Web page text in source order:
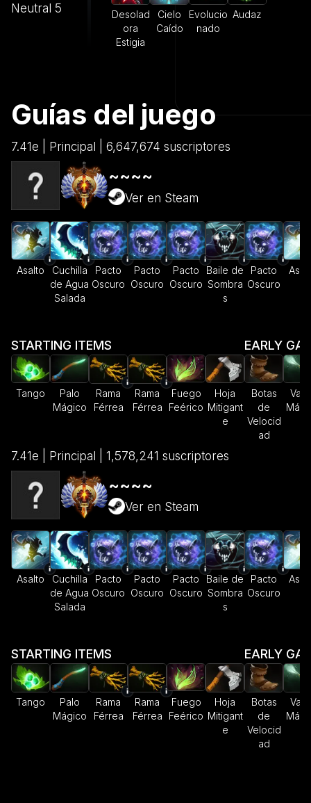
Neutral 5
Desolad
ora
Estigia
Cielo
Caído
Evolucio
nado
Audaz
Guías del juego
7.41e | Principal | 6,647,674 suscriptores
~~~~
Ver en Steam
Asalto
Cuchilla
de Agua
Salada
Pacto
Oscuro
Pacto
Oscuro
Pacto
Oscuro
Baile de
Sombra
s
Pacto
Oscuro
STARTING ITEMS
Tango
Palo
Mágico
Rama
Férrea
Rama
Férrea
Fuego
Feérico
Hoja
Mitigant
e
EARLY
Botas
de
Velocid
ad
7.41e | Principal | 1,578,241 suscriptores
~~~~
Ver en Steam
Asalto
Cuchilla
de Agua
Salada
Pacto
Oscuro
Pacto
Oscuro
Pacto
Oscuro
Baile de
Sombra
s
Pacto
Oscuro
STARTING ITEMS
Tango
Palo
Mágico
Rama
Férrea
Rama
Férrea
Fuego
Feérico
Hoja
Mitigant
e
EARLY
Botas
de
Velocid
ad